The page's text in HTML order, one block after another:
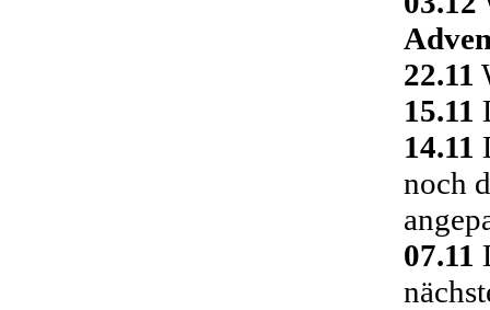
22.11
15.11
14.11
noch
07.11